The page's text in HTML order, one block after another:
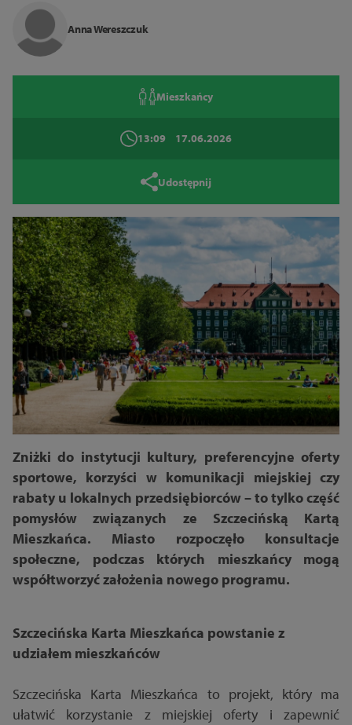
Tryb wysokiego kontrastu
Anna Wereszczuk
Mieszkańcy
13:09 17.06.2026
Udostępnij
Zniżki do instytucji kultury, preferencyjne oferty
sportowe, korzyści w komunikacji miejskiej czy
rabaty u lokalnych przedsiębiorców – to tylko część
pomysłów związanych ze Szczecińską Kartą
Mieszkańca. Miasto rozpoczęło konsultacje
społeczne, podczas których mieszkańcy mogą
współtworzyć założenia nowego programu.
Szczecińska Karta Mieszkańca powstanie z
udziałem mieszkańców
Szczecińska Karta Mieszkańca to projekt, który ma
ułatwić korzystanie z miejskiej oferty i zapewnić